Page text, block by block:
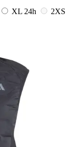
XL 24h
2XS